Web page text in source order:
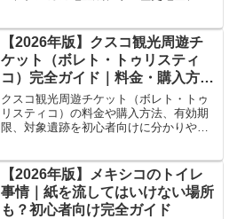
旅行計画の立て方も掲載しています。
【2026年版】クスコ観光周遊チ
ケット（ボレト・トゥリスティ
コ）完全ガイド｜料金・購入方
法・対象遺跡を徹底解説
クスコ観光周遊チケット（ボレト・トゥ
リスティコ）の料金や購入方法、有効期
限、対象遺跡を初心者向けに分かりやす
まで詳しく紹介します。
【2026年版】メキシコのトイレ
事情｜紙を流してはいけない場所
も？初心者向け完全ガイド